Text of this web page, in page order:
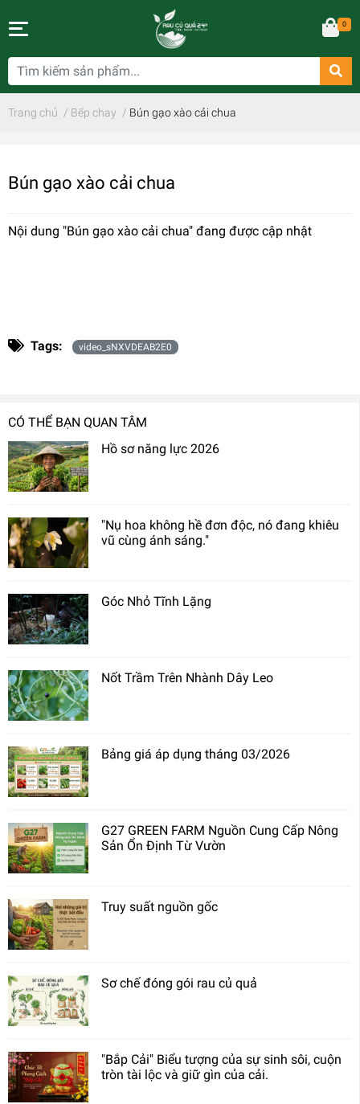
0
Trang chủ / Bếp chay / Bún gạo xào cải chua
CÓ THỂ BẠN QUAN TÂM
Hồ sơ năng lực 2026
"Nụ hoa không hề đơn độc, nó đang khiêu
vũ cùng ánh sáng."
Góc Nhỏ Tĩnh Lặng
Nốt Trầm Trên Nhành Dây Leo
Bảng giá áp dụng tháng 03/2026
G27 GREEN FARM Nguồn Cung Cấp Nông
Sản Ổn Định Từ Vườn
Truy suất nguồn gốc
Sơ chế đóng gói rau củ quả
"Bắp Cải" Biểu tượng của sự sinh sôi, cuộn
tròn tài lộc và giữ gìn của cải.
Bún gạo xào cải chua
Nội dung "Bún gạo xào cải chua" đang được cập nhật
Tags: video_sNXVDEAB2E0